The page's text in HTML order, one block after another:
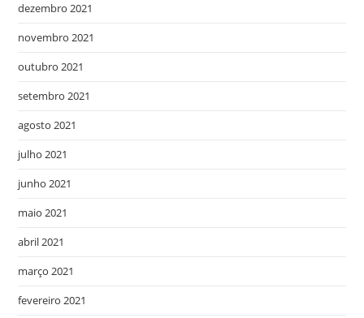
dezembro 2021
novembro 2021
outubro 2021
setembro 2021
agosto 2021
julho 2021
junho 2021
maio 2021
abril 2021
março 2021
fevereiro 2021